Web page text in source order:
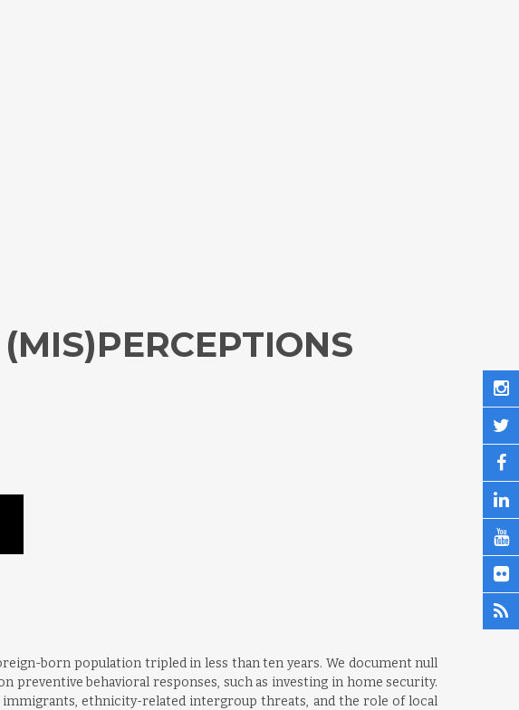
born population tripled in less than ten years. We document null
behavioral responses, such as investing in home security.
immigrants, ethnicity-related intergroup threats, and the role of local